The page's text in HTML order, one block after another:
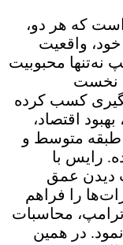
که هر دو،
خود، واقعیت
محبوبیت
نخست
کسب کرده
اقتصاد،
طبقه متوسط و
رایس با
دیدن عمق
را فراهم
ترامپ، محاسبات
در همین